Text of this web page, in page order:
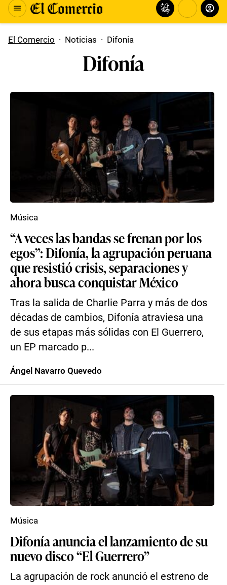
El Comercio · Noticias · Difonia
Difonía
“A veces las bandas se frenan por los
egos”: Difonía, la agrupación peruana
que resistió crisis, separaciones y
ahora busca conquistar México
Tras la salida de Charlie Parra y más de dos
décadas de cambios, Difonía atraviesa una
de sus etapas más sólidas con El Guerrero,
un EP marcado p...
Música
Ángel Navarro Quevedo
Difonía anuncia el lanzamiento de su
nuevo disco “El Guerrero”
La agrupación de rock anunció el estreno de
Música